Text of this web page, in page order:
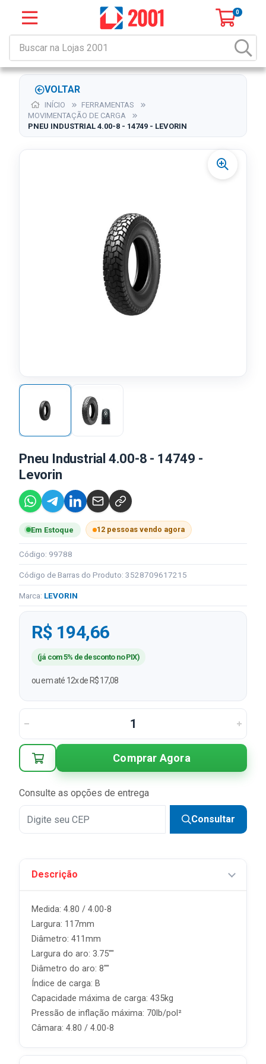
0
VOLTAR
INÍCIO
FERRAMENTAS
MOVIMENTAÇÃO DE CARGA
PNEU INDUSTRIAL 4.00-8 - 14749 - LEVORIN
Pneu Industrial 4.00-8 - 14749 -
Levorin
Em Estoque 12 pessoas vendo agora
Código: 99788
Código de Barras do Produto: 3528709617215
Marca: LEVORIN
R$ 194,66
(já com 5% de desconto no PIX)
ou em até 12x de R$ 17,08
Comprar Agora
Consulte as opções de entrega
Consultar
Descrição
Medida: 4.80 / 4.00-8
Largura: 117mm
Diâmetro: 411mm
Largura do aro: 3.75""
Diâmetro do aro: 8""
Índice de carga: B
Capacidade máxima de carga: 435kg
Pressão de inflação máxima: 70lb/pol²
Câmara: 4.80 / 4.00-8